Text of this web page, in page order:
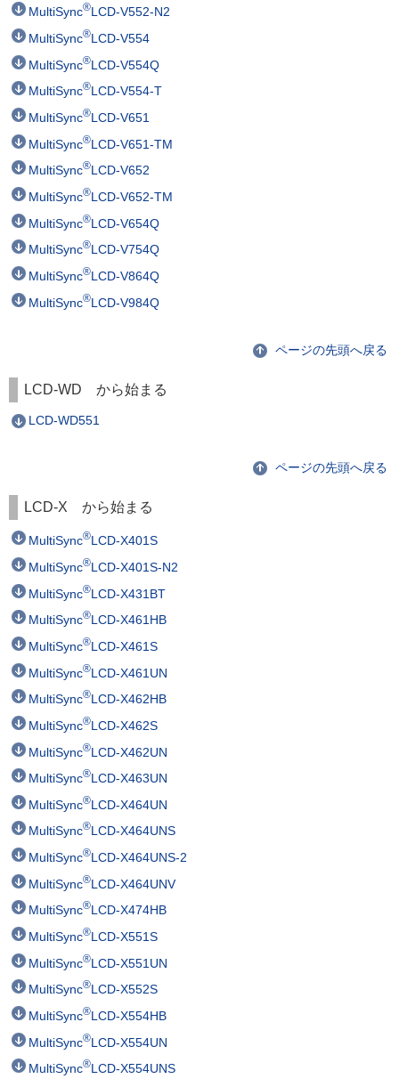
MultiSync®LCD-V552-N2
MultiSync®LCD-V554
MultiSync®LCD-V554Q
MultiSync®LCD-V554-T
MultiSync®LCD-V651
MultiSync®LCD-V651-TM
MultiSync®LCD-V652
MultiSync®LCD-V652-TM
MultiSync®LCD-V654Q
MultiSync®LCD-V754Q
MultiSync®LCD-V864Q
MultiSync®LCD-V984Q
ページの先頭へ戻る
LCD-WD から始まる
LCD-WD551
ページの先頭へ戻る
LCD-X から始まる
MultiSync®LCD-X401S
MultiSync®LCD-X401S-N2
MultiSync®LCD-X431BT
MultiSync®LCD-X461HB
MultiSync®LCD-X461S
MultiSync®LCD-X461UN
MultiSync®LCD-X462HB
MultiSync®LCD-X462S
MultiSync®LCD-X462UN
MultiSync®LCD-X463UN
MultiSync®LCD-X464UN
MultiSync®LCD-X464UNS
MultiSync®LCD-X464UNS-2
MultiSync®LCD-X464UNV
MultiSync®LCD-X474HB
MultiSync®LCD-X551S
MultiSync®LCD-X551UN
MultiSync®LCD-X552S
MultiSync®LCD-X554HB
MultiSync®LCD-X554UN
MultiSync®LCD-X554UNS